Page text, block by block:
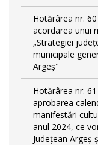
Hotărârea nr.
acordarea unui
„Strategiei
municipale
Argeș"
Hotărârea nr.
aprobarea
manifestări
anul 2024, ce
Judeţean Argeş